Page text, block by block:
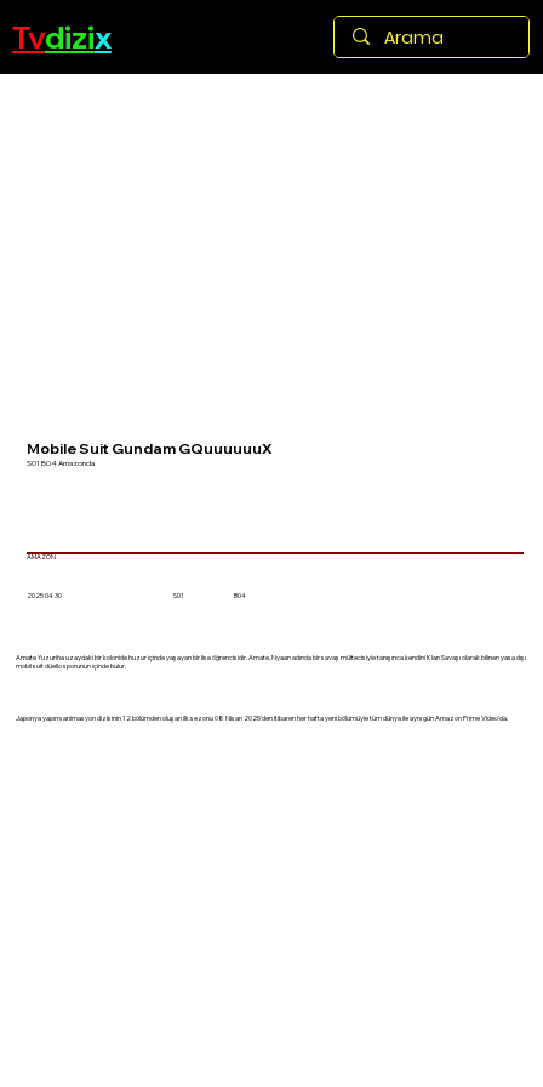
Tvdizix
Mobile Suit Gundam GQuuuuuuX
S01 B04 Amazonda
AMAZON
2025 04 30 S01 B04
Amate Yuzuriha uzaydaki bir kolonide huzur içinde yaşayan bir lise öğrencisidir. Amate, Nyaan adında bir savaş mültecisiyle tanışınca kendini Klan Savaşı olarak bilinen yasa dışı
mobil suit düello sporunun içinde bulur.
Japonya yapımı animasyon dizisinin 12 bölümden oluşan ilk sezonu 08 Nisan 2025'den itibaren her hafta yeni bölümüyle tüm dünya ile aynı gün Amazon Prime Video'da.